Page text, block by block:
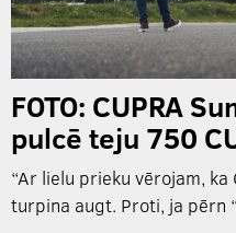
FOTO: CUPRA
pulcē teju 750
“Ar lielu prieku vērojam, ka
turpina augt. Proti, ja pērn